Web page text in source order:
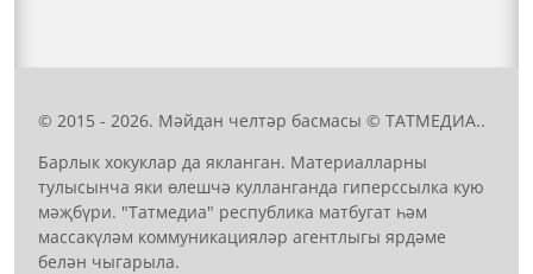
© 2015 - 2026. Мәйдан челтәр басмасы © ТАТМЕДИА..
Барлык хокуклар да якланган. Материалларны
тулысынча яки өлешчә кулланганда гиперссылка кую
мәҗбүри. "Татмедиа" республика матбугат һәм
массакүләм коммуникацияләр агентлыгы ярдәме
белән чыгарыла.